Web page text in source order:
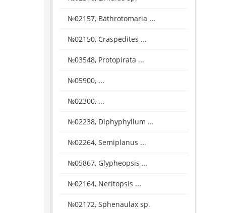
№02157, Bathrotomaria ...
№02150, Craspedites ...
№03548, Protopirata ...
№05900, ...
№02300, ...
№02238, Diphyphyllum ...
№02264, Semiplanus ...
№05867, Glypheopsis ...
№02164, Neritopsis ...
№02172, Sphenaulax sp.